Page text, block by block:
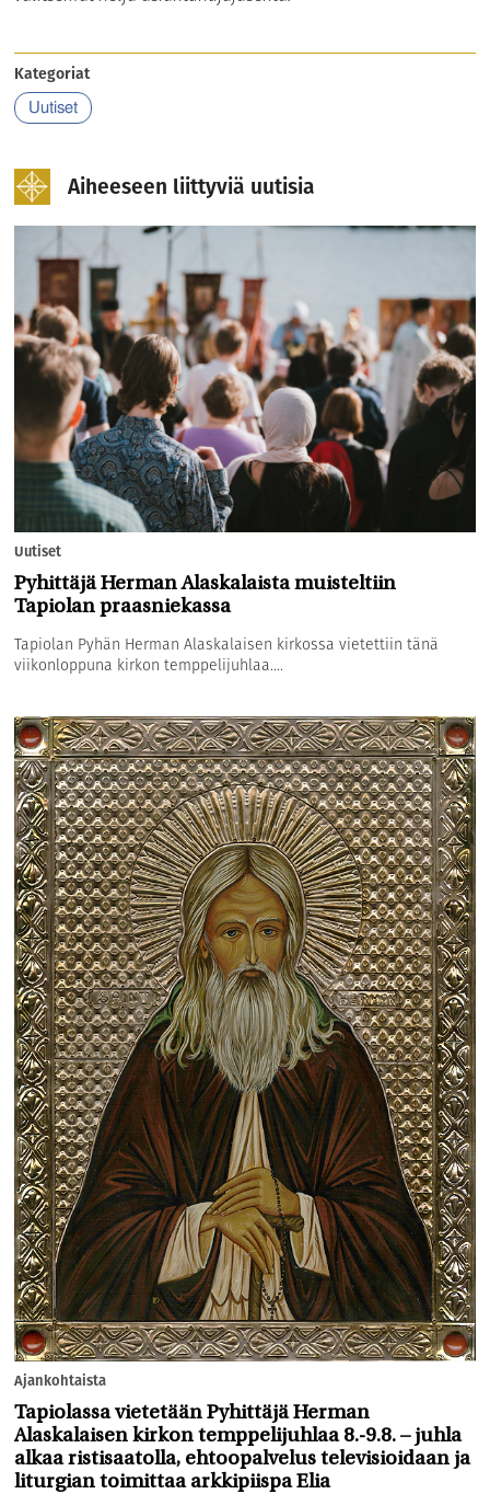
Kategoriat
Uutiset
Aiheeseen liittyviä uutisia
Uutiset
Pyhittäjä Herman Alaskalaista muisteltiin
Tapiolan praasniekassa
Tapiolan Pyhän Herman Alaskalaisen kirkossa vietettiin tänä
viikonloppuna kirkon temppelijuhlaa....
Ajankohtaista
Tapiolassa vietetään Pyhittäjä Herman
Alaskalaisen kirkon temppelijuhlaa 8.-9.8. – juhla
alkaa ristisaatolla, ehtoopalvelus televisioidaan ja
liturgian toimittaa arkkipiispa Elia